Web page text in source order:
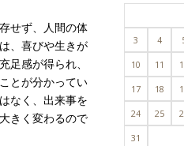
せず、人間の体
、喜びや生きが
感が得られ、
とが分かってい
なく、出来事を
きく変わるので
3 4
10 11
17 18
24 25
31